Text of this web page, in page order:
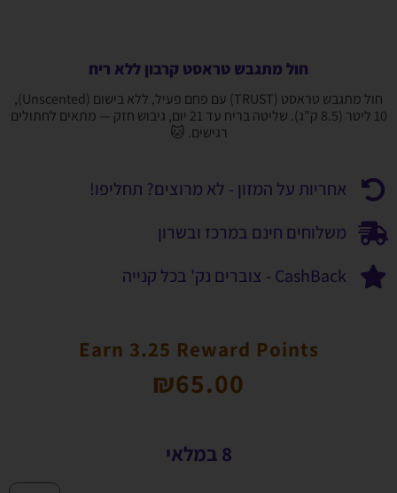
חול מתגבש טראסט קרבון ללא ריח
חול מתגבש טראסט (TRUST) עם פחם פעיל, ללא בישום (Unscented),
10 ליטר (8.5 ק"ג). שליטה בריח עד 21 יום, גיבוש חזק — מתאים לחתולים
רגישים. 🐱
אחריות על המזון - לא מרוצים? תחליפו!
משלוחים חינם במרכז ובשרון
CashBack - צוברים נק' בכל קנייה
Earn 3.25 Reward Points
₪65.00
8 במלאי